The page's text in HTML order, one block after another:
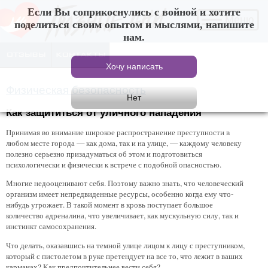
Если Вы соприкоснулись с войной и хотите
поделиться своим опытом и мыслями, напишите
нам.
Физическая безопасность
Как защититься от уличного нападения
Принимая во внимание широкое распространение преступности в
любом месте города — как дома, так и на улице, — каждому человеку
полезно серьезно призадуматься об этом и подготовиться
психологически и физически к встрече с подобной опасностью.
Многие недооценивают себя. Поэтому важно знать, что человеческий
организм имеет непредвиденные ресурсы, особенно когда ему что-
нибудь угрожает. В такой момент в кровь поступает большое
количество адреналина, что увеличивает, как мускульную силу, так и
инстинкт самосохранения.
Что делать, оказавшись на темной улице лицом к лицу с преступником,
который с пистолетом в руке претендует на все то, что лежит в ваших